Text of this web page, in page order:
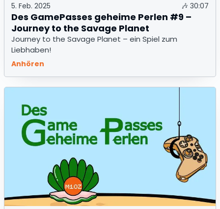
5. Feb. 2025 🎶 30:07
Des GamePasses geheime Perlen #9 –
Journey to the Savage Planet
Journey to the Savage Planet – ein Spiel zum
Liebhaben!
Anhören